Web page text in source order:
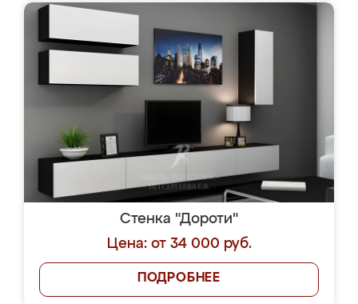
Стенка "Дороти"
Цена: от 34 000 руб.
ПОДРОБНЕЕ